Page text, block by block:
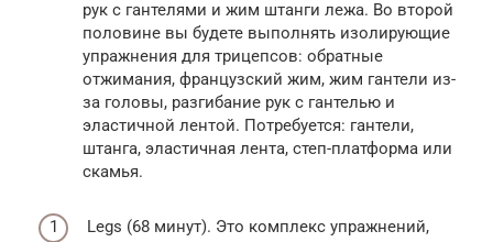
рук с гантелями и жим штанги лежа. Во второй
половине вы будете выполнять изолирующие
упражнения для трицепсов: обратные
отжимания, французский жим, жим гантели из-
за головы, разгибание рук с гантелью и
эластичной лентой. Потребуется: гантели,
штанга, эластичная лента, степ-платформа или
скамья.
Legs (68 минут). Это комплекс упражнений,